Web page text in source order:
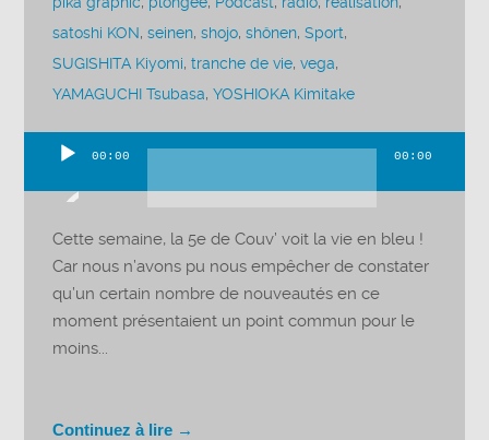
satoshi KON,seinen,shojo,shônen,Sport,
SUGISHITA Kiyomi,tranche de vie,vega,
YAMAGUCHI Tsubasa,YOSHIOKA Kimitake
audio
00:00 00:00
Cette semaine, la 5e de Couv’ voit la vie en bleu !
Car nous n’avons pu nous empêcher de constater
qu’un certain nombre de nouveautés en ce
moment présentaient un point commun pour le
moins...
Continuez à lire →